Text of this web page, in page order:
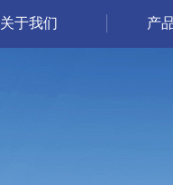
关于我们 产